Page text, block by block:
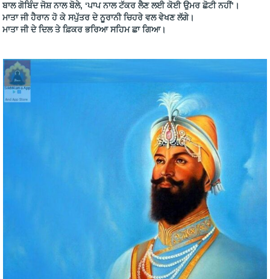
ਬਾਲ ਗੋਬਿੰਦ ਜੋਸ਼ ਨਾਲ ਬੋਲੇ, ‘ਪਾਪ ਨਾਲ ਟੱਕਰ ਲੈਣ ਲਈ ਕੋਈ ਉਮਰ ਛੋਟੀ ਨਹੀਂ’।
ਮਾਤਾ ਜੀ ਹੈਰਾਨ ਹੋ ਕੇ ਸਪੁੱਤਰ ਦੇ ਨੂਰਾਨੀ ਚਿਹਰੇ ਵਲ ਵੇਖਣ ਲੱਗੇ।
ਮਾਤਾ ਜੀ ਦੇ ਦਿਲ ਤੇ ਫ਼ਿਕਰ ਭਰਿਆ ਸਹਿਮ ਛਾ ਗਿਆ।